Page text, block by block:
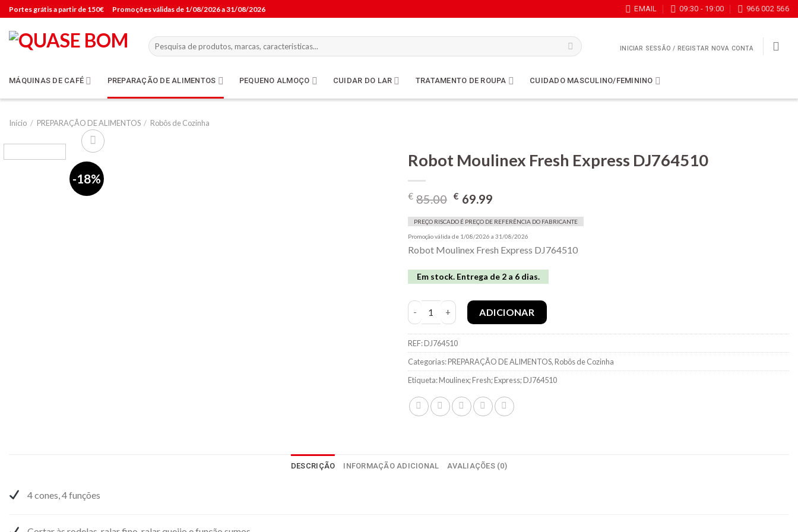
Skip
to
content
Portes grátis a partir de 150€ Promoções válidas de 1/08/2026 a 31/08/2026 EMAIL 09:30 - 19:00 966 002 566
Pesquisar
por:
INICIAR SESSÃO / REGISTAR NOVA CONTA
MÁQUINAS DE CAFÉ PREPARAÇÃO DE ALIMENTOS PEQUENO ALMOÇO CUIDAR DO LAR TRATAMENTO DE ROUPA CUIDADO MASCULINO/FEMININO
Início / PREPARAÇÃO DE ALIMENTOS / Robôs de Cozinha
-18%
Robot Moulinex Fresh Express DJ764510
€ 85.00 O
original
era:
€85.00.
€ 69.99
atual
é:
€69.99.
PREÇO RISCADO É PREÇO DE REFERÊNCIA DO FABRICANTE
Promoção válida de 1/08/2026 a 31/08/2026
Robot Moulinex Fresh Express DJ764510
Em stock. Entrega de 2 a 6 dias.
Quantidade de Robot Moulinex Fresh Express DJ764510
ADICIONAR
REF:DJ764510
Categorias:PREPARAÇÃO DE ALIMENTOS,Robôs de Cozinha
Etiqueta:Moulinex; Fresh; Express; DJ764510
DESCRIÇÃO INFORMAÇÃO ADICIONAL AVALIAÇÕES (0)
4 cones, 4 funções